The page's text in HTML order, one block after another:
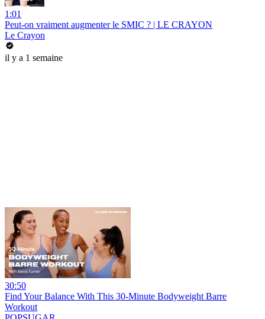
1:01
Peut-on vraiment augmenter le SMIC ? | LE CRAYON
Le Crayon
il y a 1 semaine
30:50
Find Your Balance With This 30-Minute Bodyweight Barre
Workout